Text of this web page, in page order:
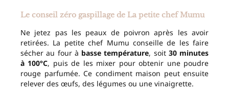
Le conseil zéro gaspillage de La petite chef Mumu
Ne jetez pas les peaux de poivron après les avoir
retirées. La petite chef Mumu conseille de les faire
sécher au four à basse température, soit 30 minutes
à 100°C, puis de les mixer pour obtenir une poudre
rouge parfumée. Ce condiment maison peut ensuite
relever des œufs, des légumes ou une vinaigrette.